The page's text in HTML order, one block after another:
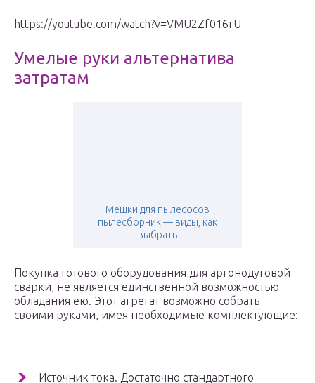
https://youtube.com/watch?v=VMU2Zf016rU
Умелые руки альтернатива
затратам
Мешки для пылесосов
пылесборник — виды, как
выбрать
Покупка готового оборудования для аргонодуговой
сварки, не является единственной возможностью
обладания ею. Этот агрегат возможно собрать
своими руками, имея необходимые комплектующие:
Источник тока. Достаточно стандартного